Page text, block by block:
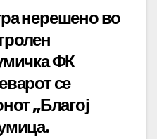
нерешено во
ФК
се
„Благој